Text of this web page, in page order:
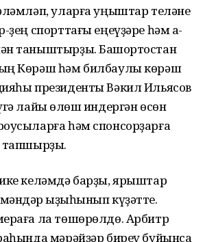
уларға уңыштар теләне
спорттағы еңеүҙәре һәм ҡа-
таныштырҙы. Башҡортостан
Көрәш һәм билбаулы көрәш
президенты Вәкил Ильясов
лайыҡ өлөш индергән өсөн
һәм спонсорҙарға
тапшырҙы.
келәмдә барҙы, ярыштар
ҡыҙыҡһынып күҙәтте.
ла төшөрөлдө. Арбитр
мәрәйҙәр биреү буйынса